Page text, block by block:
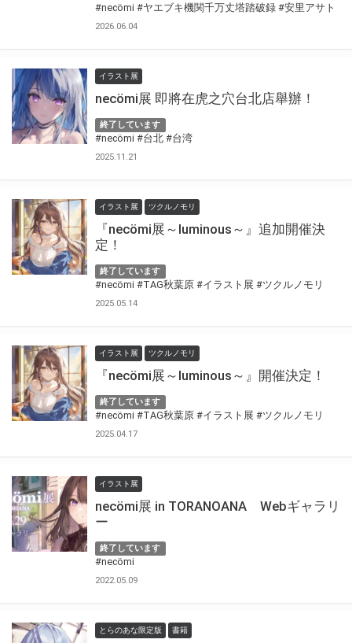
#necömi #ヤエブキ機関千万丈塔踏破録 #安里アサト
2026.06.04
イラスト展
necömi展 即將在虎之穴台北店舉辦！
終了しています
#necömi #台北 #台湾
2025.11.21
イラスト展 ツクルノモリ
『necömi展～luminous～』追加開催決
定！
終了しています
#necömi #TAG秋葉原 #イラスト展 #ツクルノモリ
2025.05.14
イラスト展 ツクルノモリ
『necömi展～luminous～』開催決定！
終了しています
#necömi #TAG秋葉原 #イラスト展 #ツクルノモリ
2025.04.17
イラスト展
necömi展 in TORANOANA Webギャラリ
ー
終了しています
#necömi
2022.05.09
とらのあな限定版 書籍